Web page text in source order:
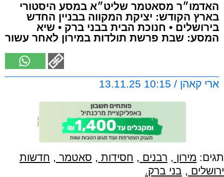
האדמו״ר מסאטמר שליט״א במסע היסטורי
בארץ הקודש: יציקת המקווה בבניין החדש
בירושלים • חנוכת הבית בבני ברק • שיא
המסע: שבת פרשת תולדות במירון לאחר עשור
ארי קאהן / 10:15 13.11.25
תגים: מירון , רבנים , חסידות , סאטמר , חדשות
ירושלים , בני ברק.